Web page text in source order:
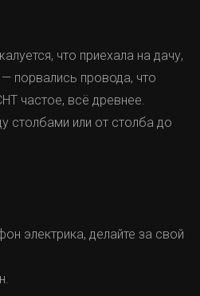
что приехала на дачу,
порвались провода, что
частое, всё древнее.
столбами или от столба до
электрика, делайте за свой